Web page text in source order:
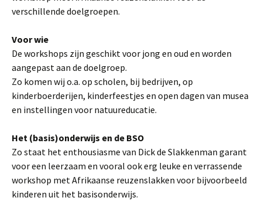
verschillende doelgroepen.
Voor wie
De workshops zijn geschikt voor jong en oud en worden
aangepast aan de doelgroep.
Zo komen wij o.a. op scholen, bij bedrijven, op
kinderboerderijen, kinderfeestjes en open dagen van musea
en instellingen voor natuureducatie.
Het (basis)onderwijs en de BSO
Zo staat het enthousiasme van Dick de Slakkenman garant
voor een leerzaam en vooral ook erg leuke en verrassende
workshop met Afrikaanse reuzenslakken voor bijvoorbeeld
kinderen uit het basisonderwijs.